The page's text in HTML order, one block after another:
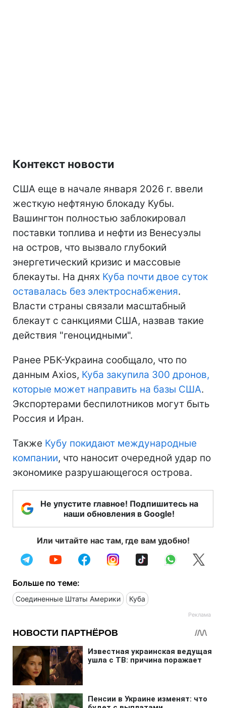
Контекст новости
США еще в начале января 2026 г. ввели
жесткую нефтяную блокаду Кубы.
Вашингтон полностью заблокировал
поставки топлива и нефти из Венесуэлы
на остров, что вызвало глубокий
энергетический кризис и массовые
блекауты. На днях Куба почти двое суток
оставалась без электроснабжения.
Власти страны связали масштабный
блекаут с санкциями США, назвав такие
действия "геноцидными".
Ранее РБК-Украина сообщало, что по
данным Axios, Куба закупила 300 дронов,
которые может направить на базы США.
Экспортерами беспилотников могут быть
Россия и Иран.
Также Кубу покидают международные
компании, что наносит очередной удар по
экономике разрушающегося острова.
Не упустите главное! Подпишитесь на
наши обновления в Google!
Или читайте нас там, где вам удобно!
Больше по теме:
Соединенные Штаты Америки Куба